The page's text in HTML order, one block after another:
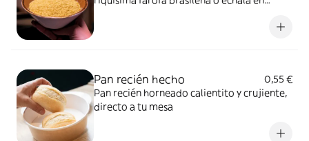
Pan recién hecho
0,55 €
Pan recién horneado calientito y crujiente,
directo a tu mesa